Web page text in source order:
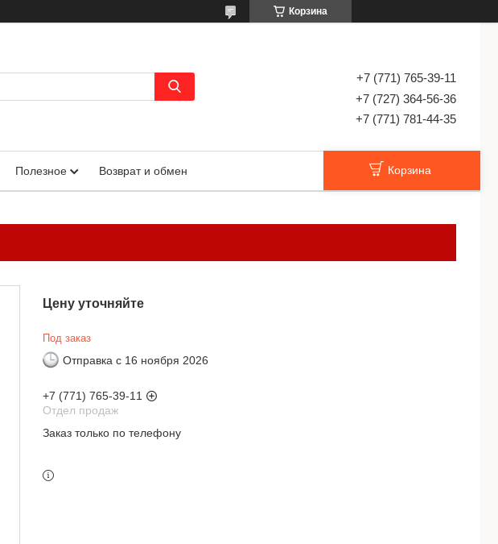
Корзина
+7 (771) 765-39-11
+7 (727) 364-56-36
+7 (771) 781-44-35
Полезное Возврат и обмен Корзина
Цену уточняйте
Под заказ
Отправка с 16 ноября 2026
+7 (771) 765-39-11
Отдел продаж
Заказ только по телефону